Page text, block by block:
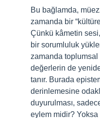
Bu bağlamda,
zamanda bir
Çünkü kâmetin
bir sorumluluk
zamanda toplumsal
değerlerin de
tanır. Burada
derinlemesine
duyurulması,
eylem midir? Yoksa